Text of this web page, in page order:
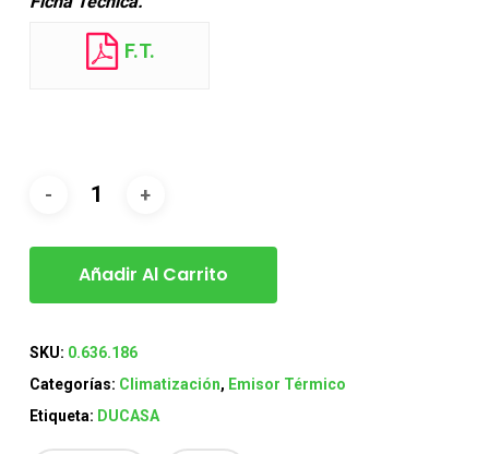
F.T.
Añadir Al Carrito
SKU: 0.636.186
Categorías: Climatización, Emisor Térmico
Etiqueta: DUCASA